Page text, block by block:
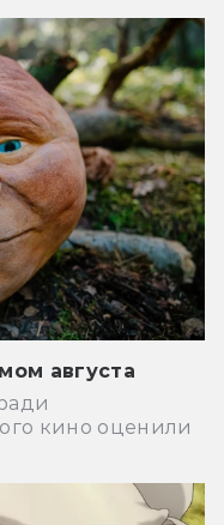
августа
кино оценили